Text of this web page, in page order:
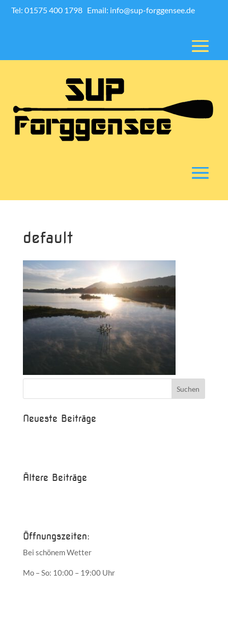
Tel: 01575 400 1798 Email: info@sup-forggensee.de
default
Neueste Beiträge
Ältere Beiträge
Öffnungszeiten:
Bei schönem Wetter
Mo – So: 10:00 – 19:00 Uhr